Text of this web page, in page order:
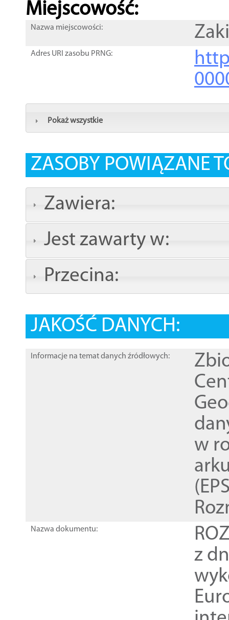
Miejscowość:
Nazwa miejscowości:
Adres URI zasobu PRNG:
Pokaż wszystkie
ZASOBY POWIĄZANE
Zawiera:
Jest zawarty w:
Przecina:
JAKOŚĆ DANYCH:
Informacje na temat danych źródłowych:
w
Nazwa dokumentu:
z